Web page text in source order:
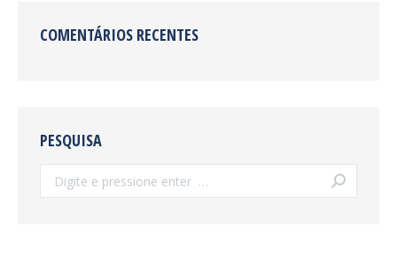
COMENTÁRIOS RECENTES
PESQUISA
Search: